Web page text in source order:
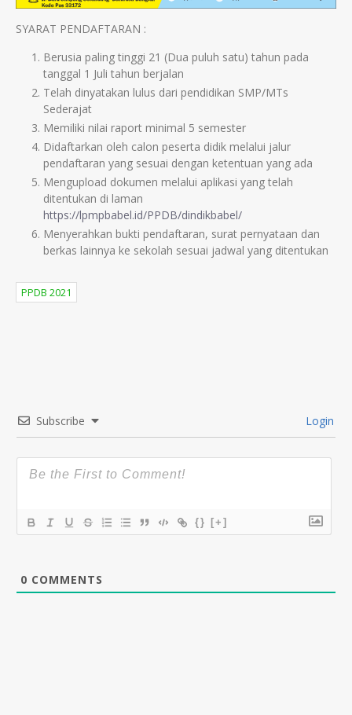
SYARAT PENDAFTARAN :
Berusia paling tinggi 21 (Dua puluh satu) tahun pada
tanggal 1 Juli tahun berjalan
Telah dinyatakan lulus dari pendidikan SMP/MTs
Sederajat
Memiliki nilai raport minimal 5 semester
Didaftarkan oleh calon peserta didik melalui jalur
pendaftaran yang sesuai dengan ketentuan yang ada
Mengupload dokumen melalui aplikasi yang telah
ditentukan di laman
https://lpmpbabel.id/PPDB/dindikbabel/
Menyerahkan bukti pendaftaran, surat pernyataan dan
berkas lainnya ke sekolah sesuai jadwal yang ditentukan
PPDB 2021
Subscribe Login
{} [+]
0 COMMENTS